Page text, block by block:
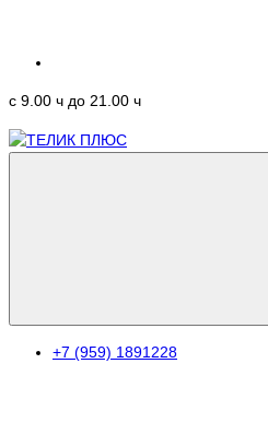
c 9.00 ч до 21.00 ч
+7 (959) 1891228